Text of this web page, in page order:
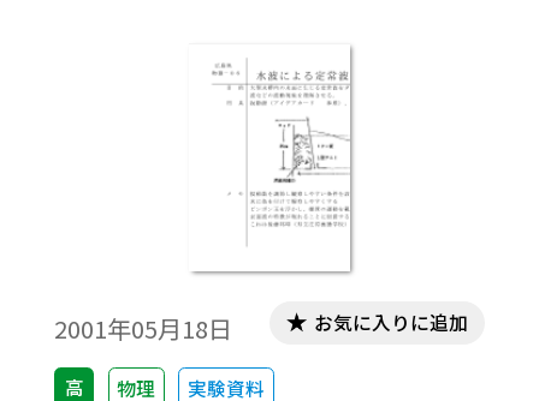
難しいこともあったが，電動ドリルを利用
することによって力が強くてわかり易い振
動源を作ることができた。スライダックを
利用して，電動ハンドドリルを低圧（40
Ｖ）で動かすことによって，ゆっくりとし
た適度な低周波振動源を作ることができ
た。（4）弦を伝わる波の速さについて目で
実感する。（5）天気の良い日には，時には
屋外でダイナミックに実験を行うのも楽し
ップウォッチを使うものを挙げてみた。広
2001年05月18日
高 物理 実験資料
お気に入りに追加